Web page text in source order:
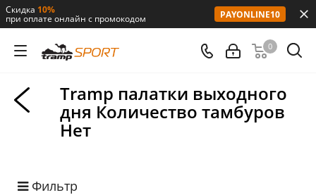
Скидка 10%
при оплате онлайн с промокодом PAYONLINE10
0
Tramp палатки выходного
дня Количество тамбуров
Нет
Фильтр